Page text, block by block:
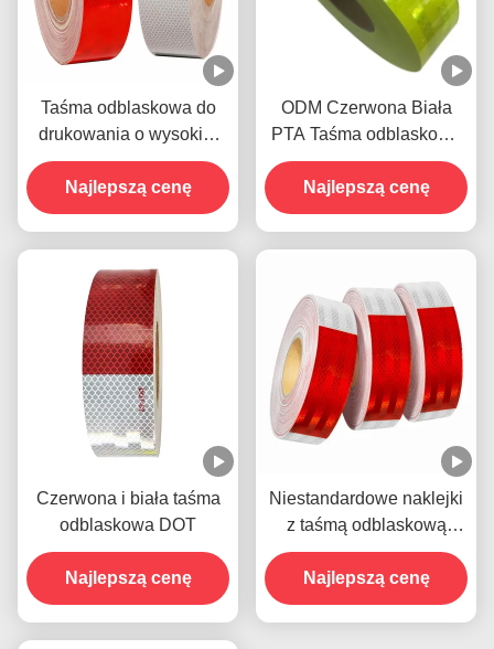
Taśma odblaskowa do
drukowania o wysokiej
intensywności
Najlepszą cenę
ODM Czerwona Biała
PTA Taśma odblaskowa
Samoprzylepna odporna
na warunki pogodowe
Najlepszą cenę
Czerwona i biała taśma
odblaskowa DOT
Najlepszą cenę
Niestandardowe naklejki
z taśmą odblaskową
Retro DOT C2 dla
przyczep
Najlepszą cenę